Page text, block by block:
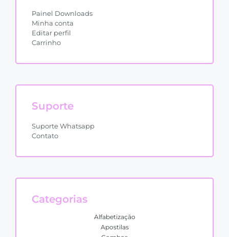
Painel Downloads
Minha conta
Editar perfil
Carrinho
Suporte
Suporte Whatsapp
Contato
Categorias
Alfabetização
Apostilas